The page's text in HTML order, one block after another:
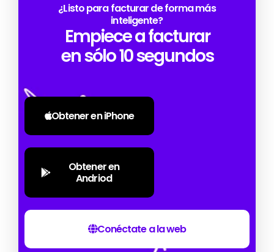
¿Listo para facturar de forma más
inteligente?
Empiece a facturar
en sólo 10 segundos
Obtener en iPhone
Obtener en
Andriod
Conéctate a la web